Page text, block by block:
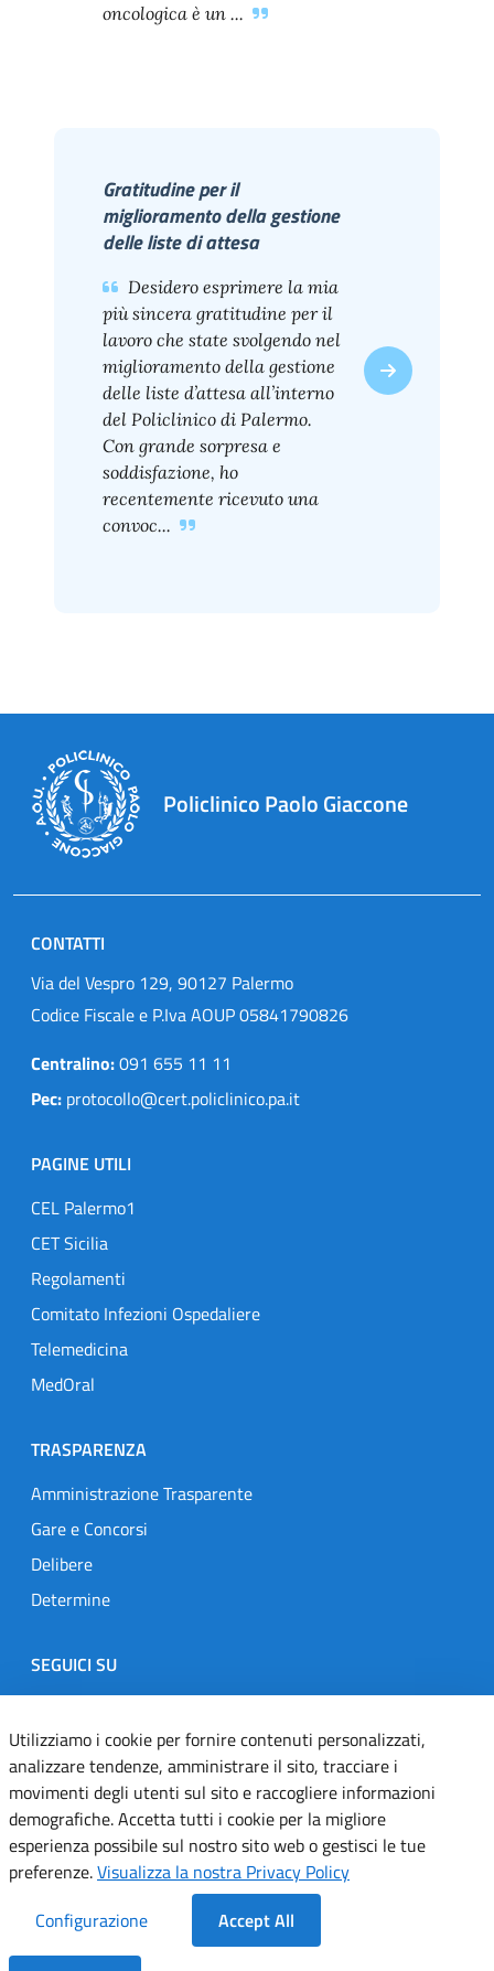
oncologica è un ...
Gratitudine per il
miglioramento della gestione
delle liste di attesa
Desidero esprimere la mia
più sincera gratitudine per il
lavoro che state svolgendo nel
miglioramento della gestione
delle liste d’attesa all’interno
del Policlinico di Palermo.
Con grande sorpresa e
soddisfazione, ho
recentemente ricevuto una
convoc...
Policlinico Paolo Giaccone
CONTATTI
Via del Vespro 129, 90127 Palermo
Codice Fiscale e P.Iva AOUP 05841790826
Centralino:091 655 11 11
Pec: protocollo@cert.policlinico.pa.it
PAGINE UTILI
CEL Palermo1
CET Sicilia
Regolamenti
Comitato Infezioni Ospedaliere
Telemedicina
MedOral
TRASPARENZA
Amministrazione Trasparente
Gare e Concorsi
Delibere
Determine
SEGUICI SU
Designers Italia
TwitterInstagramYoutubeLinkedin
Dichiarazione di accessibilità
Informativa cookie
Note legali
Utilizziamo i cookie per fornire contenuti personalizzati,
analizzare tendenze, amministrare il sito, tracciare i
movimenti degli utenti sul sito e raccogliere informazioni
demografiche. Accetta tutti i cookie per la migliore
esperienza possibile sul nostro sito web o gestisci le tue
preferenze.Visualizza la nostra Privacy Policy
Configurazione
Accept All